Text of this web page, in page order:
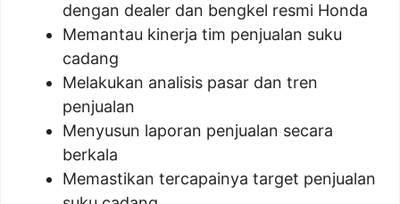
dengan dealer dan bengkel resmi Honda
Memantau kinerja tim penjualan suku
cadang
Melakukan analisis pasar dan tren
penjualan
Menyusun laporan penjualan secara
berkala
Memastikan tercapainya target penjualan